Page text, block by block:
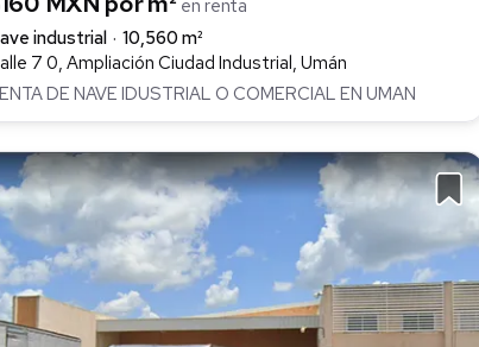
en renta
industrial
10,560 m²
7 0, Ampliación Ciudad Industrial, Umán
DE NAVE IDUSTRIAL O COMERCIAL EN UMAN